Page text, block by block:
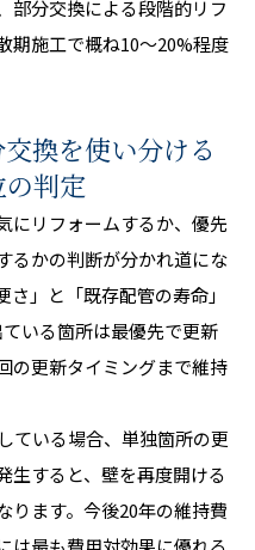
部分交換による段階的リフ
期施工で概ね10〜20%程度
換を使い分ける
の判定
にリフォームするか、優先
るかの判断が分かれ道にな
」と「既存配管の寿命」
いる箇所は最優先で更新
の更新タイミングまで維持
ている場合、単独箇所の更
生すると、壁を再度開ける
ります。今後20年の維持費